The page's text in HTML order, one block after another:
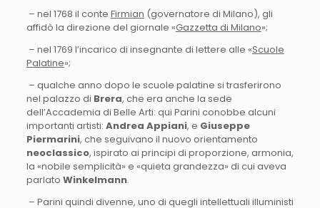
– nel 1768 il conte Firmian (governatore di Milano), gli
affidò la direzione del giornale «Gazzetta di Milano»;
– nel 1769 l’incarico di insegnante di lettere alle «Scuole
Palatine»;
– qualche anno dopo le scuole palatine si trasferirono
nel palazzo di Brera, che era anche la sede
dell’Accademia di Belle Arti: qui Parini conobbe alcuni
importanti artisti: Andrea Appiani, e Giuseppe
Piermarini, che seguivano il nuovo orientamento
neoclassico, ispirato ai principi di proporzione, armonia,
la «nobile semplicità» e «quieta grandezza» di cui aveva
parlato Winkelmann.
– Parini quindi divenne, uno di quegli intellettuali illuministi